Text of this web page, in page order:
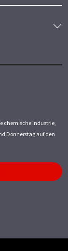
chemische Industrie,
Donnerstag auf den